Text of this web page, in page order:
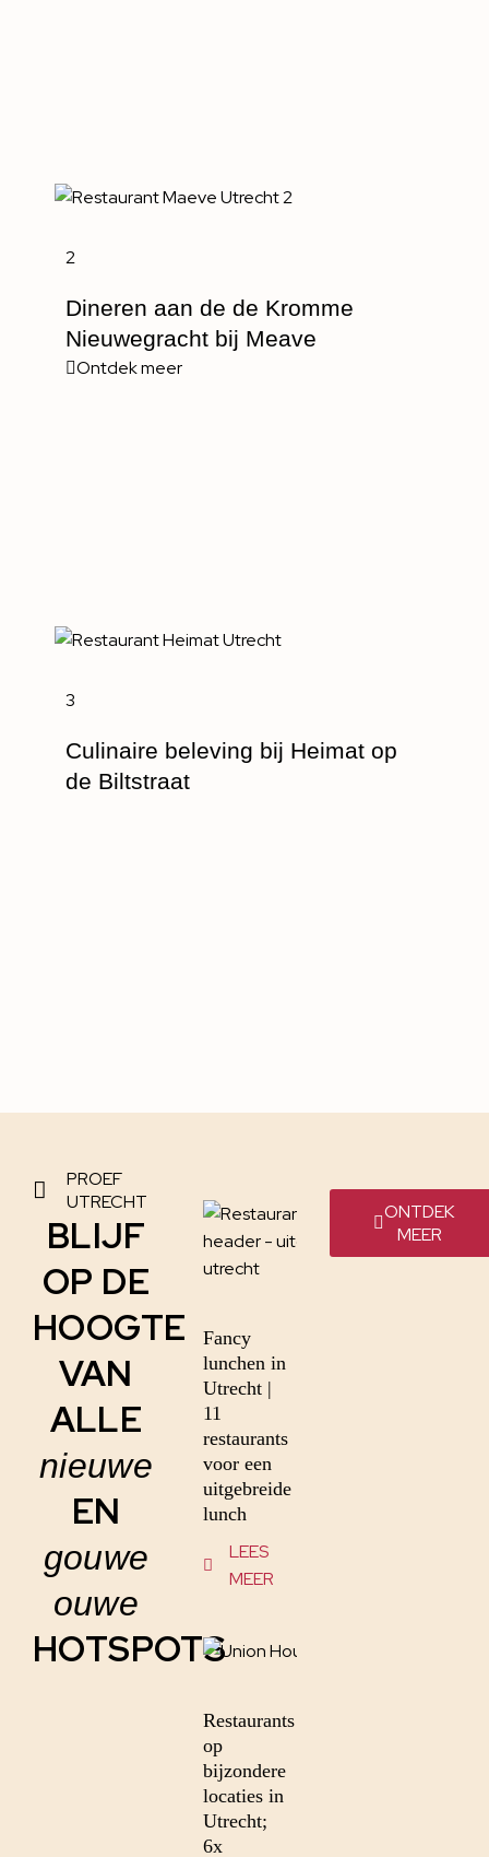
2
Dineren aan de de Kromme
Nieuwegracht bij Meave
Ontdek meer
3
Culinaire beleving bij Heimat op
de Biltstraat
PROEF
UTRECHT
BLIJF
OP DE
HOOGTE
VAN
ALLE
nieuwe
EN
gouwe
ouwe
HOTSPOTS
Fancy
lunchen in
Utrecht |
11
restaurants
voor een
uitgebreide
lunch
LEES
MEER
Restaurants
op
bijzondere
locaties in
Utrecht;
6x
ONTDEK
MEER